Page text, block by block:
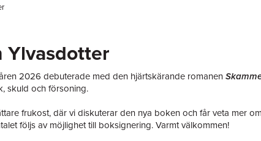
Ylvasdotter
2026 debuterade med den hjärtskärande romanen
skuld och försoning.
frukost, där vi diskuterar den nya boken och får veta mer
följs av möjlighet till boksignering. Varmt välkommen!